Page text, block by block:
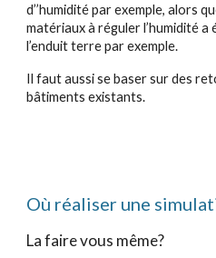
d’’humidité par exemple, alors
matériaux à réguler l’humidité a
l’enduit terre par exemple.
Il faut aussi se baser sur des
bâtiments existants.
Où réaliser une
La faire vous même?